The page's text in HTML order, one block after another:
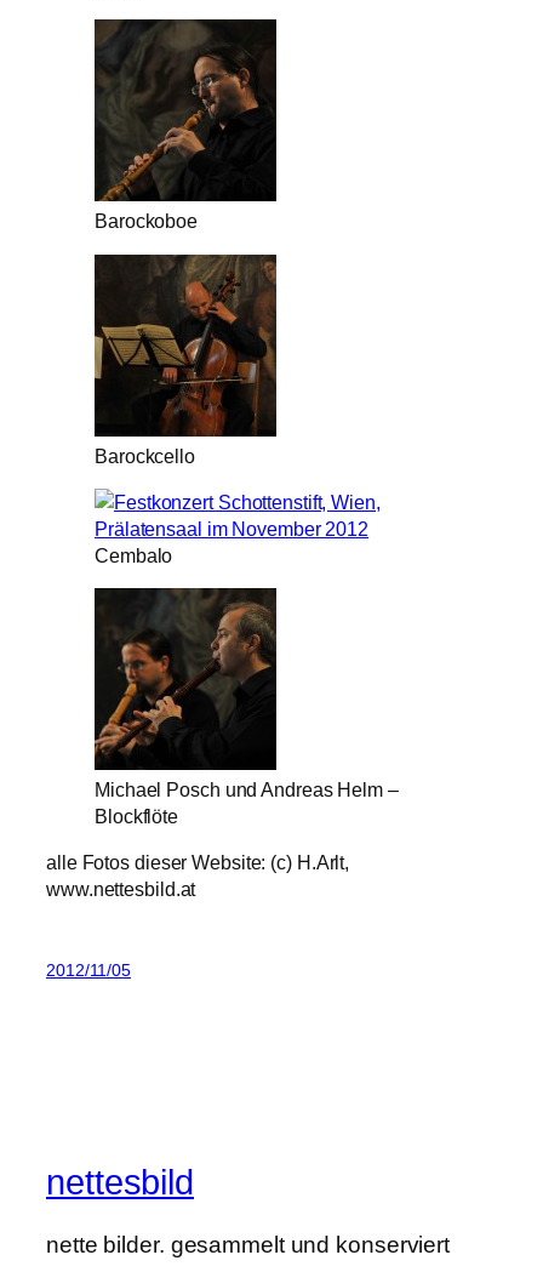
Barockoboe
Barockcello
Cembalo
Michael Posch und Andreas Helm –
Blockflöte
alle Fotos dieser Website: (c) H.Arlt,
www.nettesbild.at
2012/11/05
nettesbild
nette bilder. gesammelt und konserviert